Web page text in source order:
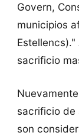
Govern,
municipios
sacrificio
sacrificio de
son